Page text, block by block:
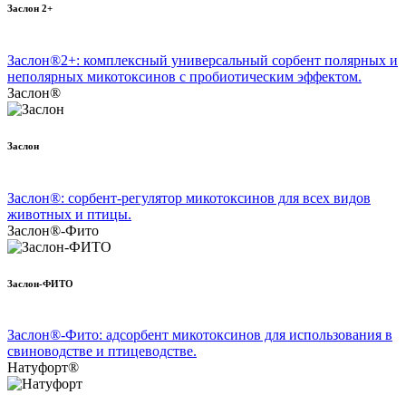
Заслон 2+
Заслон®2+: комплексный универсальный сорбент полярных и
неполярных микотоксинов с пробиотическим эффектом.
Заслон®
Заслон
Заслон®: сорбент-регулятор микотоксинов для всех видов
животных и птицы.
Заслон®-Фито
Заслон-ФИТО
Заслон®-Фито: адсорбент микотоксинов для использования в
свиноводстве и птицеводстве.
Натуфорт®